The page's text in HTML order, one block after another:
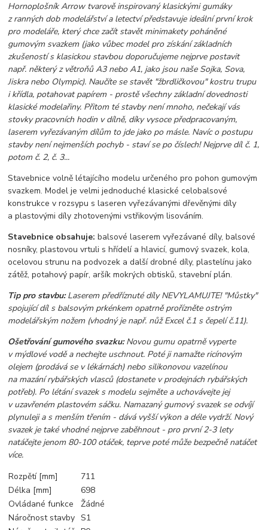
Hornoplošník Arrow tvarově inspirovaný klasickými gumáky
z ranných dob modelářství a letectví představuje ideální první krok
pro modeláře, který chce začít stavět minimakety poháněné
gumovým svazkem (jako vůbec model pro získání základních
zkušeností s klasickou stavbou doporučujeme nejprve postavit
např. některý z větroňů A3 nebo A1, jako jsou naše Sojka, Sova,
Jiskra nebo Olympic). Naučíte se stavět "žbrdličkovou" kostru trupu
i křídla, potahovat papírem - prostě všechny základní dovednosti
klasické modelařiny. Přitom té stavby není mnoho, nečekají vás
stovky pracovních hodin v dílně, díky vysoce předpracovaným,
laserem vyřezávaným dílům to jde jako po másle. Navíc o postupu
stavby není nejmenších pochyb - staví se po číslech! Nejprve díl č. 1,
potom č. 2, č. 3...
Stavebnice volně létajícího modelu určeného pro pohon gumovým
svazkem. Model je velmi jednoduché klasické celobalsové
konstrukce v rozsypu s laseren vyřezávanými dřevěnými díly
a plastovými díly zhotovenými vstřikovým lisováním.
Stavebnice obsahuje: balsové laserem vyřezávané díly, balsové
nosníky, plastovou vrtuli s hřídelí a hlavicí, gumový svazek, kola,
ocelovou strunu na podvozek a další drobné díly, plastelínu jako
zátěž, potahový papír, aršík mokrých obtisků, stavební plán.
Tip pro stavbu:Laserem předříznuté díly NEVYLAMUJTE! "Můstky"
spojující díl s balsovým prkénkem opatrně prořízněte ostrým
modelářským nožem (vhodný je např. nůž Excel č.1 s čepelí č.11).
Ošetřování gumového svazku:Novou gumu opatrně vyperte
v mýdlové vodě a nechejte uschnout. Poté ji namažte ricínovým
olejem (prodává se v lékárnách) nebo silikonovou vazelínou
na mazání rybářských vlasců (dostanete v prodejnách rybářských
potřeb). Po létání svazek s modelu sejměte a uchovávejte jej
v uzavřeném plastovém sáčku. Namazaný gumový svazek se odvíjí
plynuleji a s menším třením - dává vyšší výkon a déle vydrží. Nový
svazek je také vhodné nejprve zaběhnout - pro první 2-3 lety
natáčejte jenom 80-100 otáček, teprve poté může bezpečně natáčet
více.
Rozpětí [mm]
711
Délka [mm]
698
Ovládané funkce
Žádné
Náročnost stavby S1